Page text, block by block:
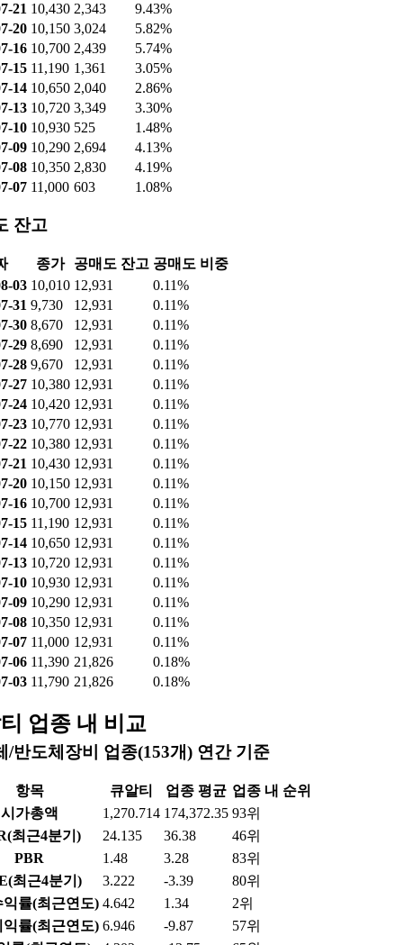
21 10,430 2,343
9.43%
20 10,150 3,024
5.82%
16 10,700 2,439
5.74%
15 11,190 1,361
3.05%
14 10,650 2,040
2.86%
13 10,720 3,349
3.30%
10 10,930 525
1.48%
09 10,290 2,694
4.13%
08 10,350 2,830
4.19%
07 11,000 603 1.08%
잔고
종가 공매도 잔고 공매도 비중
03 10,010 12,931
0.11%
31 9,730 12,931
0.11%
30 8,670 12,931
0.11%
29 8,690 12,931
0.11%
28 9,670 12,931
0.11%
27 10,380 12,931
0.11%
24 10,420 12,931
0.11%
23 10,770 12,931
0.11%
22 10,380 12,931
0.11%
21 10,430 12,931
0.11%
20 10,150 12,931
0.11%
16 10,700 12,931
0.11%
15 11,190 12,931
0.11%
14 10,650 12,931
0.11%
13 10,720 12,931
0.11%
10 10,930 12,931
0.11%
09 10,290 12,931
0.11%
08 10,350 12,931
0.11%
07 11,000 12,931
0.11%
06 11,390 21,826
0.18%
03 11,790 21,826 0.18%
업종 내 비교
/반도체장비 업종(153개) 연간 기준
항목 큐알티 업종 평균 업종 내 순위
시가총액
1,270.714 174,372.35 93위
최근4분기)
24.135 36.38
46위
PBR
1.48 3.28
83위
최근4분기)
3.222 -3.39
80위
률(최근연도) 4.642 1.34
2위
률(최근연도) 6.946 -9.87
57위